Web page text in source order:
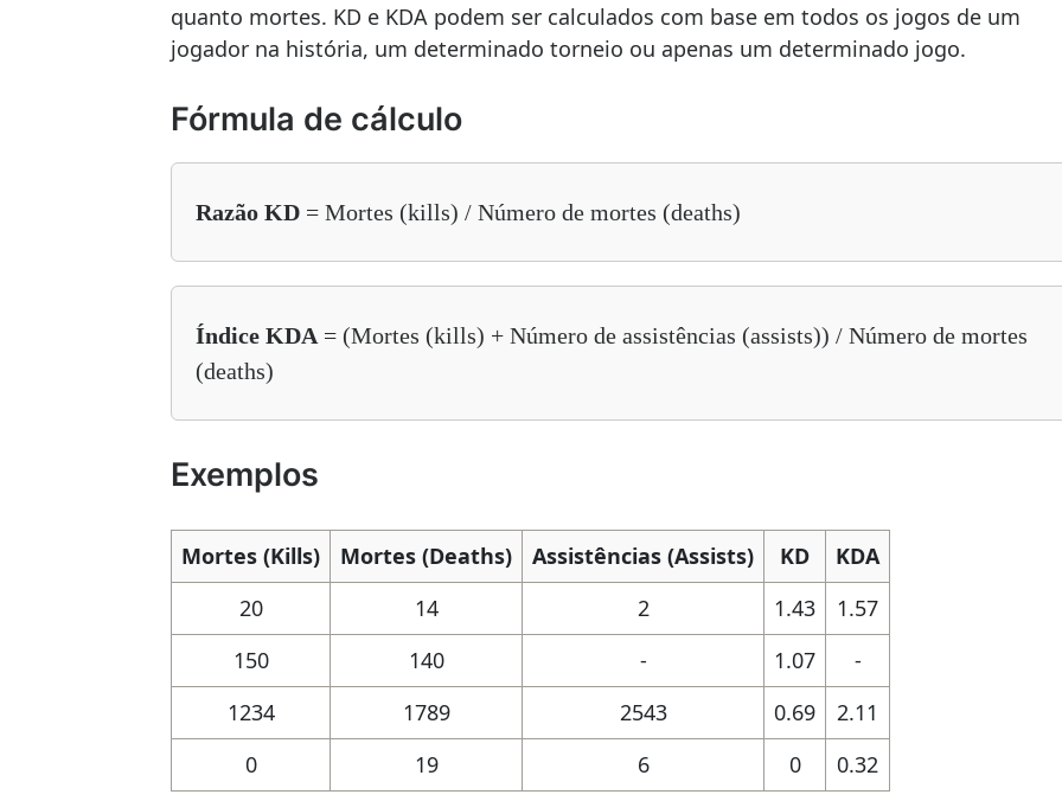
quanto mortes. KD e KDA podem ser calculados com base em todos os jogos de um
jogador na história, um determinado torneio ou apenas um determinado jogo.
Fórmula de cálculo
Razão KD = Mortes (kills) / Número de mortes (deaths)
Índice KDA = (Mortes (kills) + Número de assistências (assists)) / Número de mortes
(deaths)
Exemplos
Mortes (Kills) Mortes (Deaths) Assistências (Assists) KD
KDA
20
14 2 1.43
1.57
150
140 - 1.07
-
1234
1789 2543 0.69
2.11
0
19 6 0 0.32